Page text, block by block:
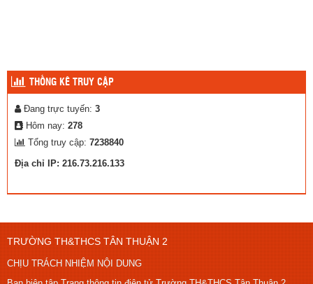
THỐNG KÊ TRUY CẬP
Đang trực tuyến: 3
Hôm nay: 278
Tổng truy cập: 7238840
Địa chỉ IP: 216.73.216.133
TRƯỜNG TH&THCS TÂN THUẬN 2
CHỊU TRÁCH NHIỆM NỘI DUNG